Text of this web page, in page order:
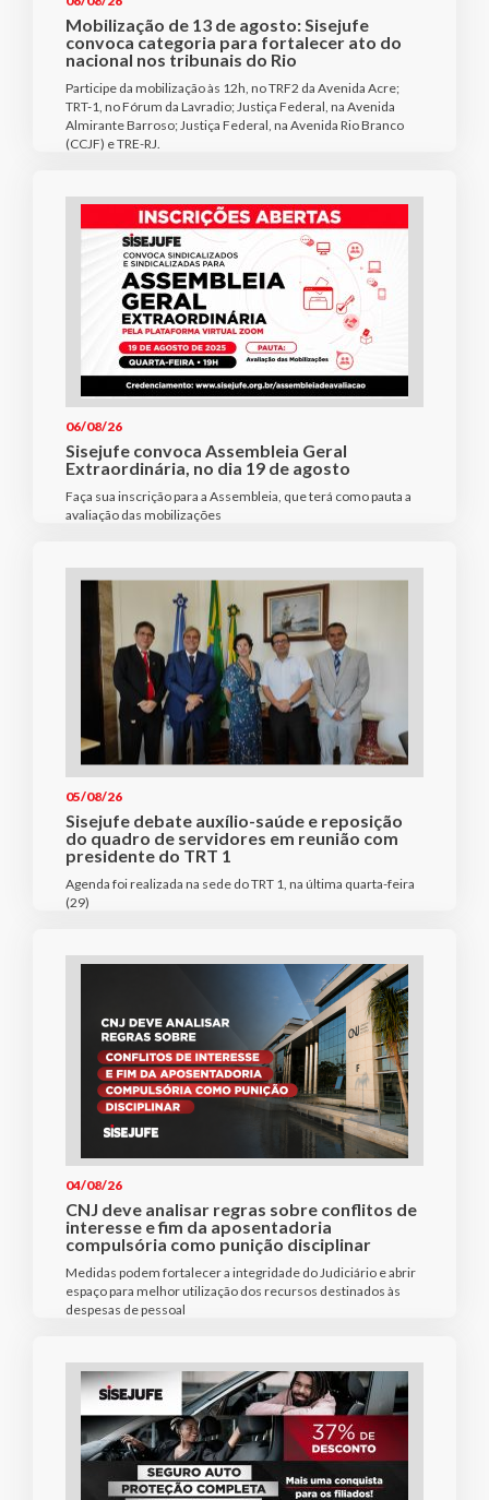
Mobilização de 13 de agosto: Sisejufe
convoca categoria para fortalecer ato do
nacional nos tribunais do Rio
Participe da mobilização às 12h, no TRF2 da Avenida Acre;
TRT-1, no Fórum da Lavradio; Justiça Federal, na Avenida
Almirante Barroso; Justiça Federal, na Avenida Rio Branco
(CCJF) e TRE-RJ.
06/08/26
Sisejufe convoca Assembleia Geral
Extraordinária, no dia 19 de agosto
Faça sua inscrição para a Assembleia, que terá como pauta a
avaliação das mobilizações
05/08/26
Sisejufe debate auxílio-saúde e reposição
do quadro de servidores em reunião com
presidente do TRT 1
Agenda foi realizada na sede do TRT 1, na última quarta-feira
(29)
04/08/26
CNJ deve analisar regras sobre conflitos de
interesse e fim da aposentadoria
compulsória como punição disciplinar
Medidas podem fortalecer a integridade do Judiciário e abrir
espaço para melhor utilização dos recursos destinados às
despesas de pessoal